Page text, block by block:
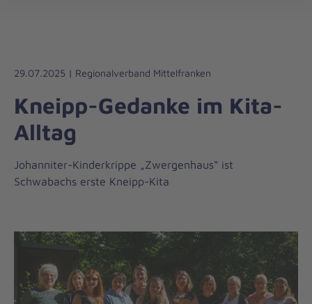
Liebe
Leben
29.07.2025 | Regionalverband Mittelfranken
Kneipp-Gedanke im Kita-
Alltag
Johanniter-Kinderkrippe „Zwergenhaus“ ist
Schwabachs erste Kneipp-Kita